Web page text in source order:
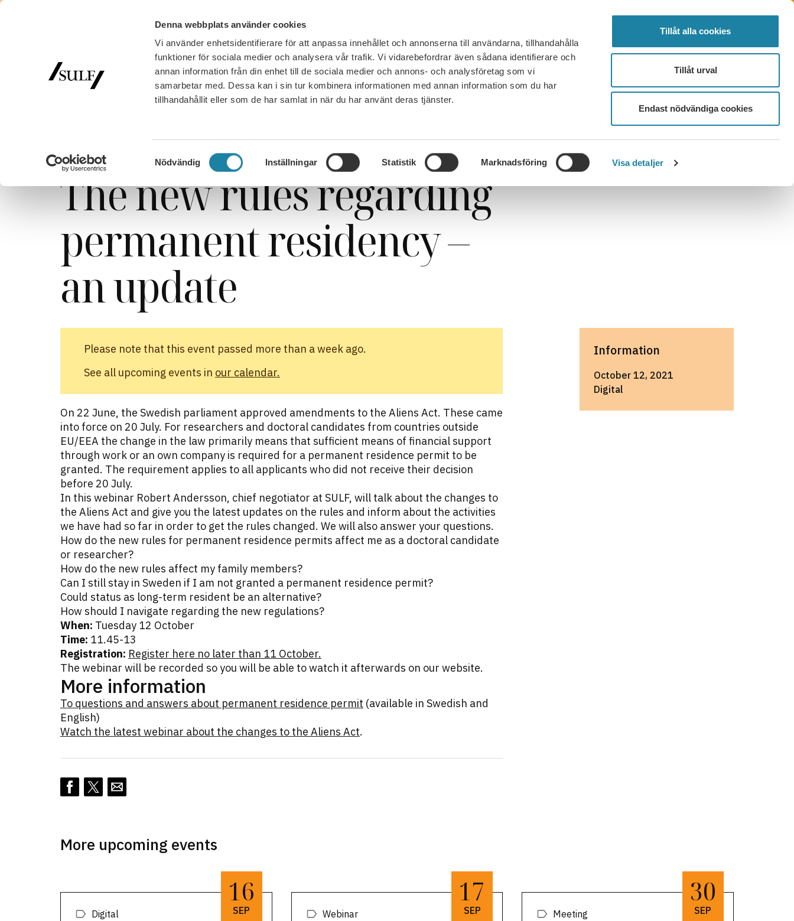
Denna webbplats använder cookies
Vi använder enhetsidentifierare för att anpassa innehållet och annonserna till användarna, tillhandahålla
funktioner för sociala medier och analysera vår trafik. Vi vidarebefordrar även sådana identifierare och
annan information från din enhet till de sociala medier och annons- och analysföretag som vi
samarbetar med. Dessa kan i sin tur kombinera informationen med annan information som du har
tillhandahållit eller som de har samlat in när du har använt deras tjänster.
Samtyckesval
Nödvändig Inställningar Statistik Marknadsföring Visa detaljer
Tillåt alla cookies
Tillåt urval
Endast nödvändiga cookies
ELECTED LOG IN MENU
MEMBERSHIP WORK, SALARY AND BENEFITS FAQ CONTACT BECOME A MEMBER
October 12, 2021
The new rules regarding
permanent residency –
an update
Please note that this event passed more than a week ago.
See all upcoming events in our calendar.
On 22 June, the Swedish parliament approved amendments to the Aliens Act. These came
into force on 20 July. For researchers and doctoral candidates from countries outside
EU/EEA the change in the law primarily means that sufficient means of financial support
through work or an own company is required for a permanent residence permit to be
granted. The requirement applies to all applicants who did not receive their decision
before 20 July.
In this webinar Robert Andersson, chief negotiator at SULF, will talk about the changes to
the Aliens Act and give you the latest updates on the rules and inform about the activities
we have had so far in order to get the rules changed. We will also answer your questions.
How do the new rules for permanent residence permits affect me as a doctoral candidate
or researcher?
How do the new rules affect my family members?
Can I still stay in Sweden if I am not granted a permanent residence permit?
Could status as long-term resident be an alternative?
How should I navigate regarding the new regulations?
When: Tuesday 12 October
Time: 11.45-13
Registration: Register here no later than 11 October.
The webinar will be recorded so you will be able to watch it afterwards on our website.
More information
To questions and answers about permanent residence permit (available in Swedish and
English)
Watch the latest webinar about the changes to the Aliens Act.
Information
October 12, 2021
Digital
More upcoming events
16
SEP
Digital
17
SEP
Webinar
30
SEP
Meeting